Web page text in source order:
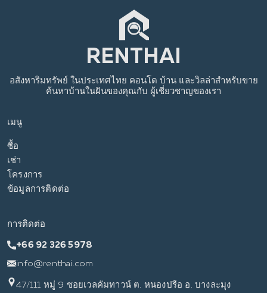
เมนู
ซื้อ
เช่า
โครงการ
ข้อมูลการติดต่อ
อสังหาริมทรัพย์ ในประเทศไทย คอนโด บ้าน และวิลล่าสำหรับขาย
ค้นหาบ้านในฝันของคุณกับ ผู้เชี่ยวชาญของเรา
การติดต่อ
+66 92 326 5978
info@renthai.com
47/111 หมู่ 9 ซอยเวลคัมทาวน์ ต. หนองปรือ อ. บางละมุง